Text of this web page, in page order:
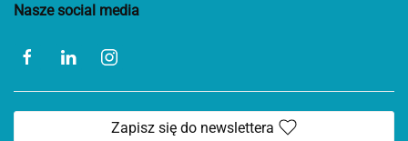
Nasze social media
Zapisz się do newslettera